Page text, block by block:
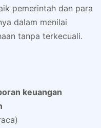
pemerintah dan para
dalam menilai
tanpa terkecuali.
keuangan